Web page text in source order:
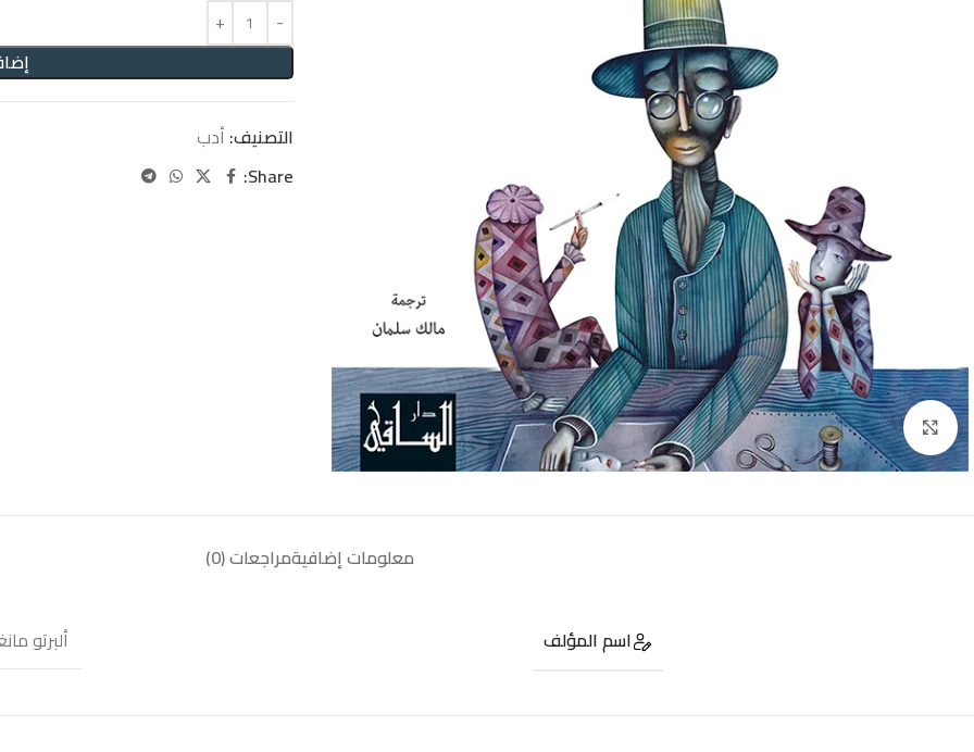
Click to enlarge
التصنيف: أدب
Share:
معلومات إضافيةمراجعات (0)
اسم المؤلف ألبرتو